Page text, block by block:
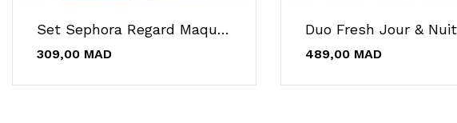
Set Sephora Regard Maquillage Pour Les Yeux
309,00 MAD 489,00 MAD